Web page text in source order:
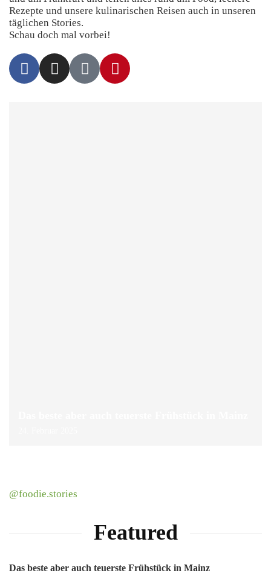
Rezepte und unsere kulinarischen Reisen auch in unseren
täglichen Stories.
Schau doch mal vorbei!
@foodie.stories
Featured
Das beste aber auch teuerste Frühstück in Mainz